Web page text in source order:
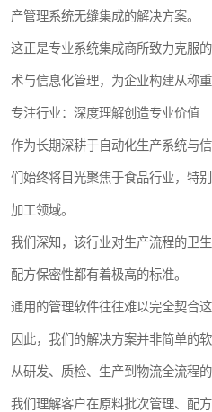
产管理系统无缝集成的解决方案。
这正是专业系统集成商所致力克服
术与信息化管理，为企业构建从称
专注行业：深度理解创造专业价值
作为长期深耕于自动化生产系统与
们始终将目光聚焦于食品行业，特
加工领域。
我们深知，该行业对生产流程的卫
配方保密性都有着极高的标准。
通用的管理软件往往难以完全契合
因此，我们的解决方案并非简单的
从研发、质检、生产到物流全流程的
我们理解客户在原料批次管理、配